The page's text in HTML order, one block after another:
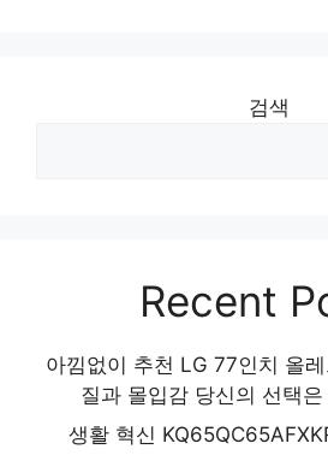
검색
Recent
아낌없이 추천 LG 77인치 올
질과 몰입감 당신의 선택
생활 혁신